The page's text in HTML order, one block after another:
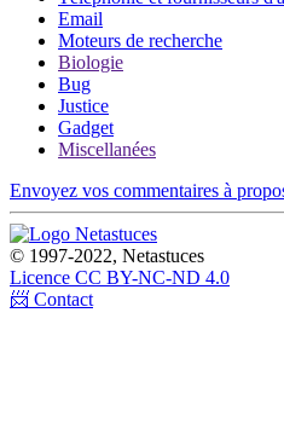
Email
Moteurs de recherche
Biologie
Bug
Justice
Gadget
Miscellanées
Envoyez vos commentaires à
© 1997-2022, Netastuces
Licence CC BY-NC-ND 4.0
📨 Contact